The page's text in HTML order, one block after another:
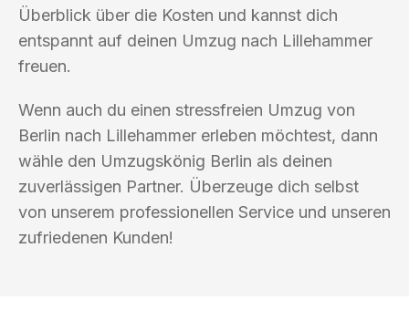
Überblick über die Kosten und kannst dich
entspannt auf deinen Umzug nach Lillehammer
freuen.
Wenn auch du einen stressfreien Umzug von
Berlin nach Lillehammer erleben möchtest, dann
wähle den Umzugskönig Berlin als deinen
zuverlässigen Partner. Überzeuge dich selbst
von unserem professionellen Service und unseren
zufriedenen Kunden!